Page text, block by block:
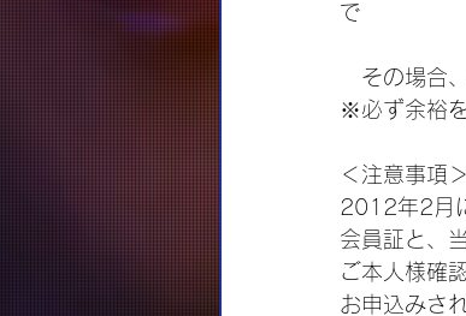
で
その場合、
※必ず余裕
＜注意事項＞
2012年2月
会員証と、
ご本人様確
お申込みさ